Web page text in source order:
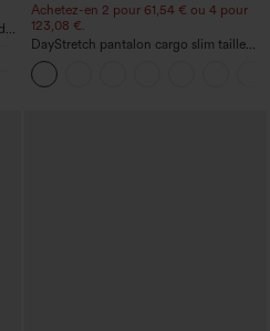
Achetez-en 2 pour 61,54 € ou 4 pour
123,08 €.
DayStretch pantalon cargo slim taille
haute, poches zippées, uni